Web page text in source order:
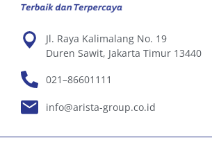
Jl. Raya Kalimalang No. 19
Duren Sawit, Jakarta Timur 13440
021–86601111
info@arista-group.co.id